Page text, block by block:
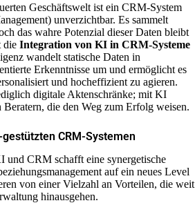
Geschäftswelt ist ein CRM-System
unverzichtbar. Es sammelt
das wahre Potenzial dieser Daten bleibt
die Integration von KI in CRM-Systeme
wandelt statische Daten in
Erkenntnisse um und ermöglicht es
und hocheffizient zu agieren.
digitale Aktenschränke; mit KI
die den Weg zum Erfolg weisen.
CRM-Systemen
und CRM schafft eine synergetische
auf ein neues Level
von einer Vielzahl an Vorteilen, die weit
hinausgehen.